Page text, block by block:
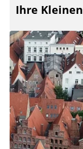
Ihre